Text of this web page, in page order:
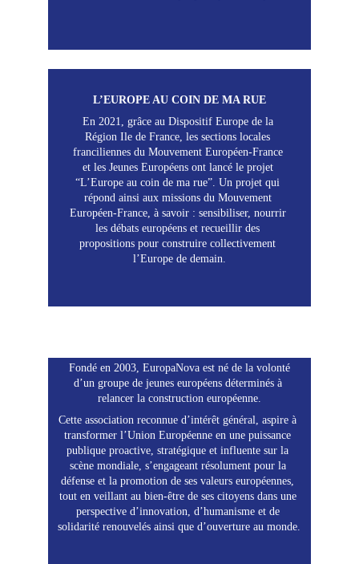
L’EUROPE AU COIN DE MA RUE
En 2021, grâce au Dispositif Europe de la
Région Ile de France, les sections locales
franciliennes du Mouvement Européen-France
et les Jeunes Européens ont lancé le projet
“L’Europe au coin de ma rue”. Un projet qui
répond ainsi aux missions du Mouvement
Européen-France, à savoir : sensibiliser, nourrir
les débats européens et recueillir des
propositions pour construire collectivement
l’Europe de demain.
Fondé en 2003, EuropaNova est né de la volonté
d’un groupe de jeunes européens déterminés à
relancer la construction européenne.
Cette association reconnue d’intérêt général, aspire à
transformer l’Union Européenne en une puissance
publique proactive, stratégique et influente sur la
scène mondiale, s’engageant résolument pour la
défense et la promotion de ses valeurs européennes,
tout en veillant au bien-être de ses citoyens dans une
perspective d’innovation, d’humanisme et de
solidarité renouvelés ainsi que d’ouverture au monde.